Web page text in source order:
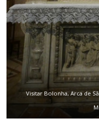
Visitar Bolonha, Arca de